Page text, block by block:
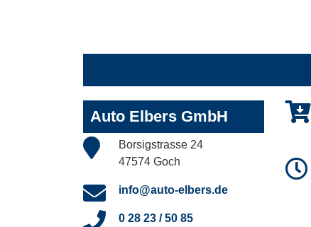
Auto Elbers GmbH
Borsigstrasse 24
47574 Goch
info@auto-elbers.de
0 28 23 / 50 85